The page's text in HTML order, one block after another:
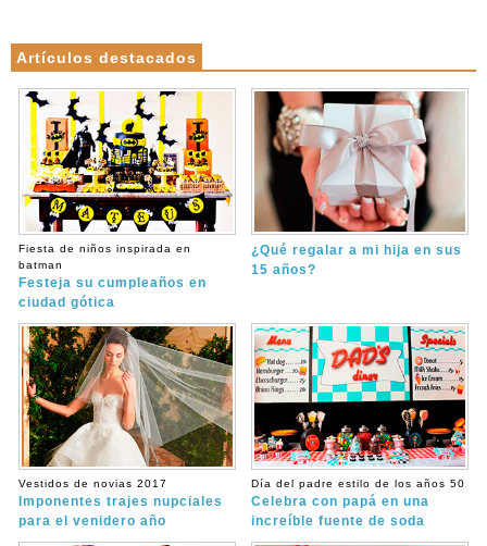
Artículos destacados
Fiesta de niños inspirada en
batman
Festeja su cumpleaños en
ciudad gótica
¿Qué regalar a mi hija en sus
15 años?
Vestidos de novias 2017
Imponentes trajes nupciales
para el venidero año
Día del padre estilo de los años 50
Celebra con papá en una
increíble fuente de soda